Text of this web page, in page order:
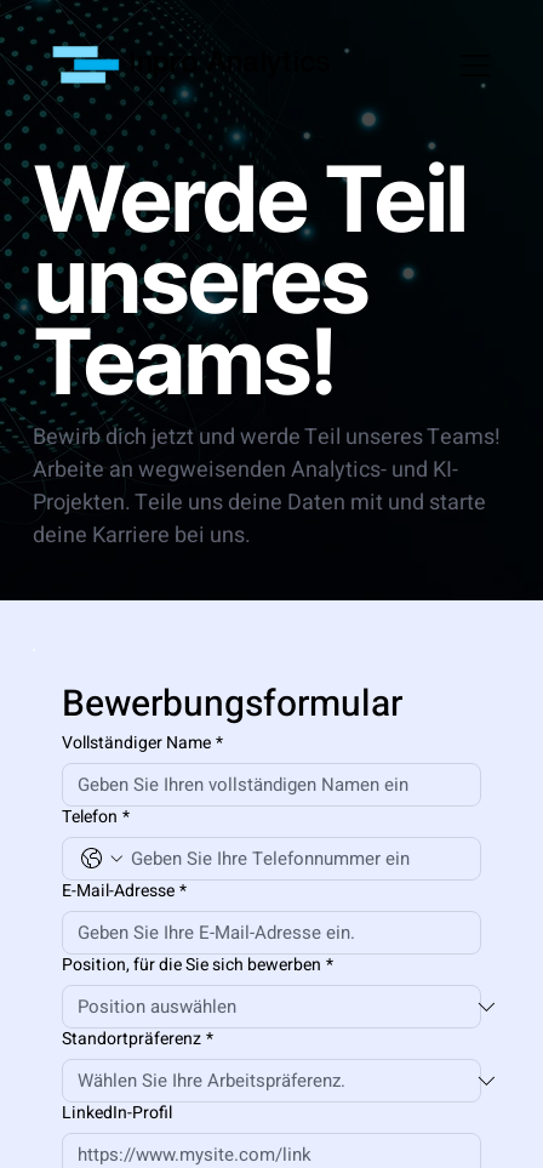
Inpro Analytics
Werde Teil
unseres
Teams!
Bewirb dich jetzt und werde Teil unseres Teams!
Arbeite an wegweisenden Analytics- und KI-
Projekten. Teile uns deine Daten mit und starte
deine Karriere bei uns.
Bewerbungsformular
Vollständiger Name*
Telefon *
E-Mail-Adresse*
Position, für die Sie sich bewerben *
Standortpräferenz*
LinkedIn-Profil